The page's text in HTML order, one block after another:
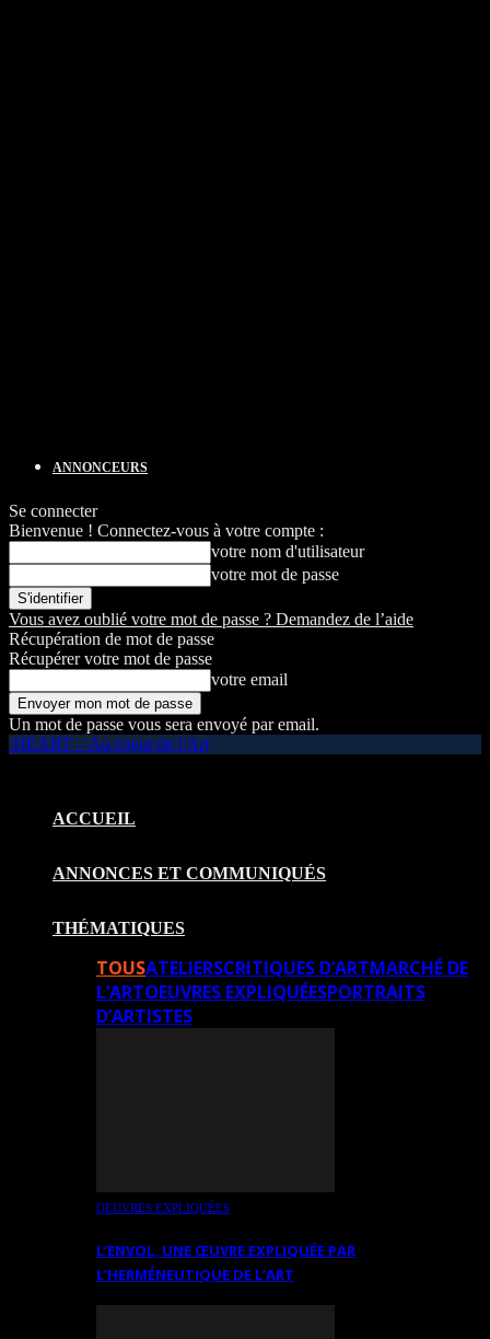
ANNONCEURS
Se connecter
Bienvenue ! Connectez-vous à votre compte :
votre nom d'utilisateur
votre mot de passe
Vous avez oublié votre mot de passe ? Demandez de l’aide
Récupération de mot de passe
Récupérer votre mot de passe
votre email
Un mot de passe vous sera envoyé par email.
HEART – Au coeur de l'Art
ACCUEIL
ANNONCES ET COMMUNIQUÉS
THÉMATIQUES
TOUSATELIERSCRITIQUES D’ARTMARCHÉ DE
L’ARTOEUVRES EXPLIQUÉESPORTRAITS
D’ARTISTES
OEUVRES EXPLIQUÉES
L’ENVOL, UNE ŒUVRE EXPLIQUÉE PAR
L’HERMÉNEUTIQUE DE L’ART